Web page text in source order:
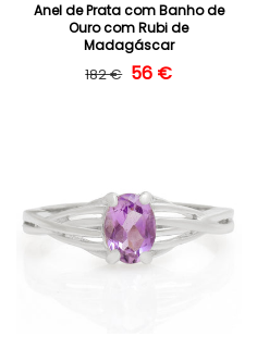
Anel de Prata com Banho de
Ouro com Rubi de
Madagáscar
Preço normal
182 € Preço de saldo
56 €